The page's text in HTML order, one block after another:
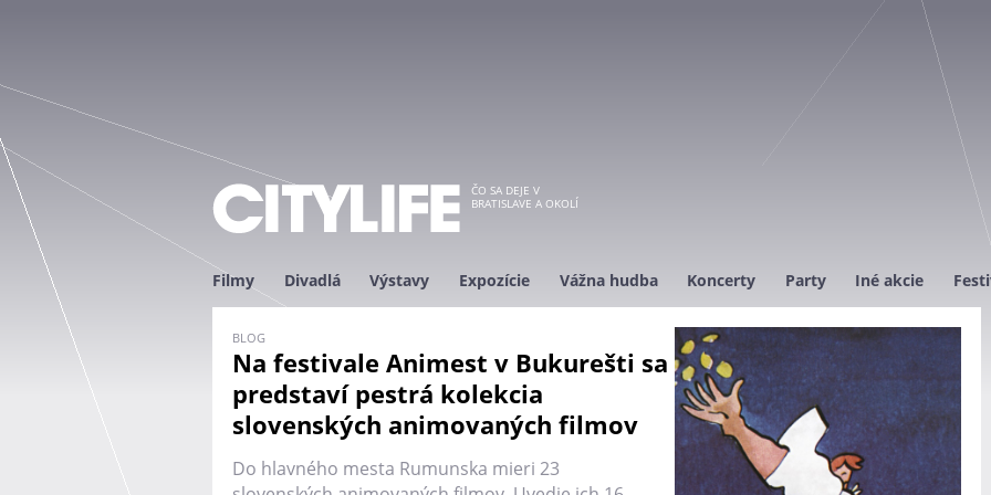
ČO SA DEJE V
BRATISLAVE A OKOLÍ
Filmy Divadlá Výstavy Expozície Vážna hudba Koncerty Party Iné akcie
Na festivale Animest v Bukurešti sa
predstaví pestrá kolekcia
slovenských animovaných filmov
Do hlavného mesta Rumunska mieri 23
BLOG